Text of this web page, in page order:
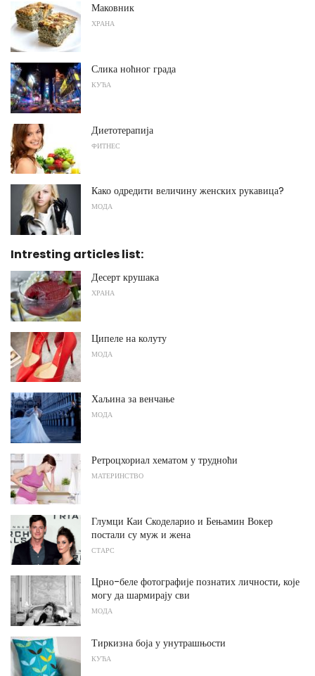
Маковник
ХРАНА
Слика ноћног града
КУЋА
Диетотерапија
ФИТНЕС
Како одредити величину женских рукавица?
МОДА
Intresting articles list:
Десерт крушака
ХРАНА
Ципеле на колуту
МОДА
Хаљина за венчање
МОДА
Ретроцхориал хематом у трудноћи
МАТЕРИНСТВО
Глумци Каи Скоделарио и Бењамин Вокер
постали су муж и жена
СТАРС
Црно-беле фотографије познатих личности, које
могу да шармирају сви
МОДА
Тиркизна боја у унутрашњости
КУЋА